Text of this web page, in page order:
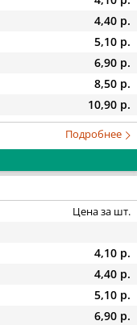
4,40 р.
5,10 р.
6,90 р.
8,50 р.
10,90 р.
Подробнее
Цена за шт.
4,10 р.
4,40 р.
5,10 р.
6,90 р.